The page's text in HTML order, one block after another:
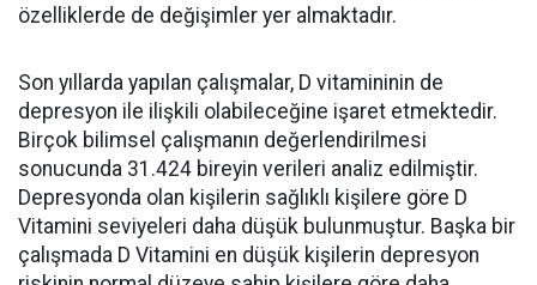
özelliklerde de değişimler yer almaktadır.
Son yıllarda yapılan çalışmalar, D vitamininin de
depresyon ile ilişkili olabileceğine işaret etmektedir.
Birçok bilimsel çalışmanın değerlendirilmesi
sonucunda 31.424 bireyin verileri analiz edilmiştir.
Depresyonda olan kişilerin sağlıklı kişilere göre D
Vitamini seviyeleri daha düşük bulunmuştur. Başka bir
çalışmada D Vitamini en düşük kişilerin depresyon